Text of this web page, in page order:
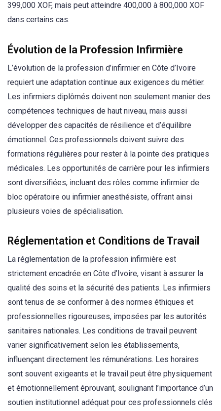
399,000 XOF, mais peut atteindre 400,000 à 800,000 XOF
dans certains cas.
Évolution de la Profession Infirmière
L’évolution de la profession d’infirmier en Côte d’Ivoire
requiert une adaptation continue aux exigences du métier.
Les infirmiers diplômés doivent non seulement manier des
compétences techniques de haut niveau, mais aussi
développer des capacités de résilience et d’équilibre
émotionnel. Ces professionnels doivent suivre des
formations régulières pour rester à la pointe des pratiques
médicales. Les opportunités de carrière pour les infirmiers
sont diversifiées, incluant des rôles comme infirmier de
bloc opératoire ou infirmier anesthésiste, offrant ainsi
plusieurs voies de spécialisation.
Réglementation et Conditions de Travail
La réglementation de la profession infirmière est
strictement encadrée en Côte d’Ivoire, visant à assurer la
qualité des soins et la sécurité des patients. Les infirmiers
sont tenus de se conformer à des normes éthiques et
professionnelles rigoureuses, imposées par les autorités
sanitaires nationales. Les conditions de travail peuvent
varier significativement selon les établissements,
influençant directement les rémunérations. Les horaires
sont souvent exigeants et le travail peut être physiquement
et émotionnellement éprouvant, soulignant l’importance d’un
soutien institutionnel adéquat pour ces professionnels clés